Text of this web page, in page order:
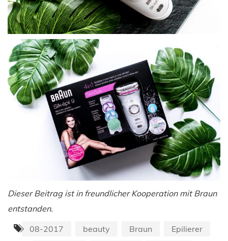
Dieser Beitrag ist in freundlicher Kooperation mit Braun
entstanden.
08-2017
beauty Braun
Epilierer